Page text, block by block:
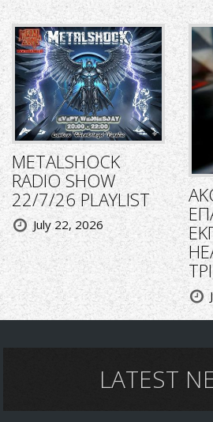
METALSHOCK
RADIO SHOW
22/7/26 PLAYLIST
July 22, 2026
LATEST